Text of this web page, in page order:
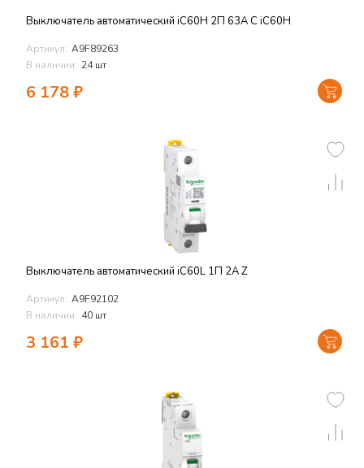
Выключатель автоматический iC60H 2П 63A C iC60H
Артикул: A9F89263
В наличии: 24 шт
6 178₽
Выключатель автоматический iC60L 1П 2A Z
Артикул: A9F92102
В наличии: 40 шт
3 161 ₽